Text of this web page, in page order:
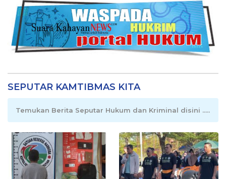
SEPUTAR KAMTIBMAS KITA
Temukan Berita Seputar Hukum dan Kriminal disini .....